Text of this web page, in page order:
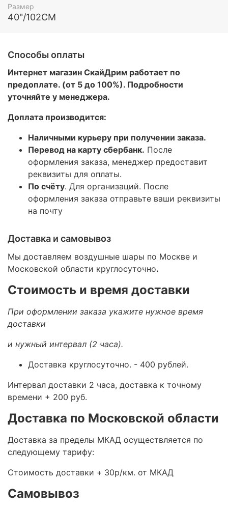
Размер
40"/102СМ
Способы оплаты
Интернет магазин СкайДрим работает по
предоплате. (от 5 до 100%). Подробности
уточняйте у менеджера.
Доплата производится:
Наличными курьеру при получении заказа.
Перевод на карту сбербанк. После
оформления заказа, менеджер предоставит
реквизиты для оплаты.
По счёту. Для организаций. После
оформления заказа отправьте ваши реквизиты
на почту
Доставка и самовывоз
Мы доставляем воздушные шары по Москве и
Московской области круглосуточно.
Стоимость и время доставки
При оформлении заказа укажите нужное время
доставки
и нужный интервал (2 часа).
Доставка круглосуточно. - 400 рублей.
Интервал доставки 2 часа, доставка к точному
времени + 200 руб.
Доставка по Московской области
Доставка за пределы МКАД осуществляется по
следующему тарифу:
Стоимость доставки + 30р/км. от МКАД
Самовывоз